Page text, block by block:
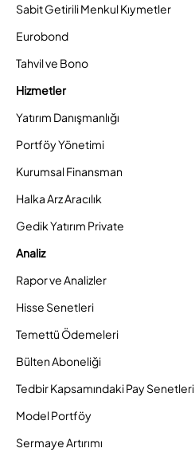
Sabit Getirili Menkul Kıymetler
Eurobond
Tahvil ve Bono
Hizmetler
Yatırım Danışmanlığı
Portföy Yönetimi
Kurumsal Finansman
Halka Arz Aracılık
Gedik Yatırım Private
Analiz
Rapor ve Analizler
Hisse Senetleri
Temettü Ödemeleri
Bülten Aboneliği
Tedbir Kapsamındaki Pay Senetleri
Model Portföy
Sermaye Artırımı